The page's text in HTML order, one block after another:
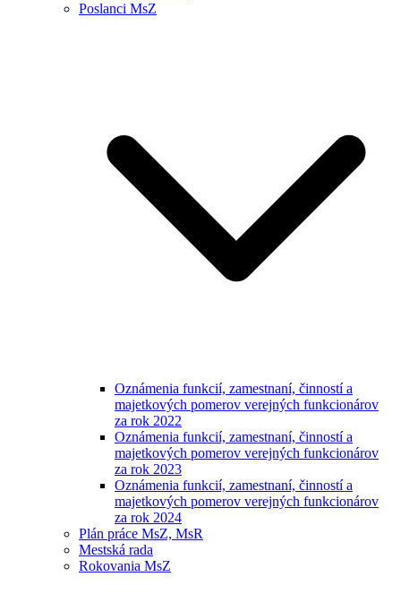
Poslanci MsZ
Oznámenia funkcií, zamestnaní, činností a
majetkových pomerov verejných funkcionárov
za rok 2022
Oznámenia funkcií, zamestnaní, činností a
majetkových pomerov verejných funkcionárov
za rok 2023
Oznámenia funkcií, zamestnaní, činností a
majetkových pomerov verejných funkcionárov
za rok 2024
Plán práce MsZ, MsR
Mestská rada
Rokovania MsZ